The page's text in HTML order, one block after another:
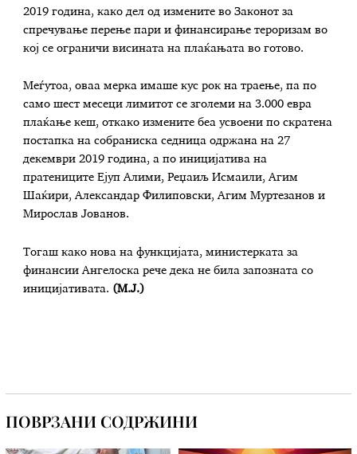
2019 година, како дел од измените во Законот за
спречување перење пари и финансирање тероризам во
кој се ограничи висината на плаќањата во готово.
Меѓутоа, оваа мерка имаше кус рок на траење, па по
само шест месеци лимитот се зголеми на 3.000 евра
плаќање кеш, откако измените беа усвоени по скратена
постапка на собраниска седница одржана на 27
декември 2019 година, а по иницијатива на
пратениците Ејуп Алими, Реџаиљ Исмаили, Агим
Шаќири, Александар Филиповски, Агим Муртезанов и
Мирослав Јованов.
Тогаш како нова на функцијата, министерката за
финансии Ангелоска рече дека не била запозната со
иницијативата. (М.Ј.)
ПОВРЗАНИ СОДРЖИНИ